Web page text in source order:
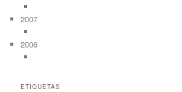
2007
2006
ETIQUETAS